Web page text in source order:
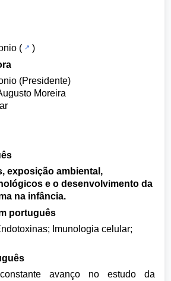
(
)
(Presidente)
Moreira
exposição ambiental,
e o desenvolvimento da
na infância.
português
Imunologia celular;
avanço no estudo da